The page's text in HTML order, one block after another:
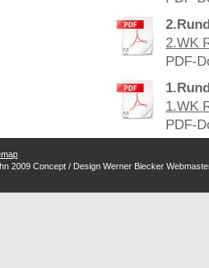
2.WK
PDF-
1.WK
PDF-
2009 Concept / Design Werner Biecker